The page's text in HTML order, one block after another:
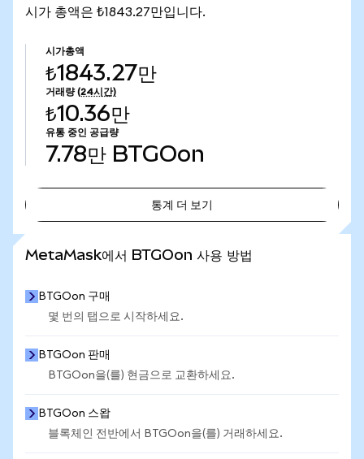
시가 총액은 ₺1843.27만입니다.
시가총액
₺1843.27만
거래량 (24시간)
₺10.36만
유통 중인 공급량
7.78만 BTGOon
통계 더 보기
MetaMask에서 BTGOon 사용 방법
BTGOon 구매
몇 번의 탭으로 시작하세요.
BTGOon 판매
BTGOon을(를) 현금으로 교환하세요.
BTGOon 스왑
블록체인 전반에서 BTGOon을(를) 거래하세요.